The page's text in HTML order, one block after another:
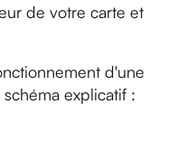
de votre carte et
d'une
explicatif :